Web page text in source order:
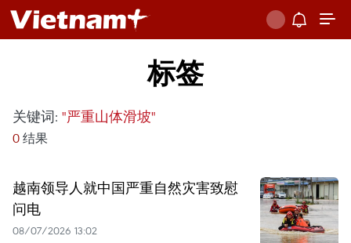
标签
关键词: "严重山体滑坡"
0 结果
越南领导人就中国严重自然灾害致慰
问电
08/07/2026 13:02